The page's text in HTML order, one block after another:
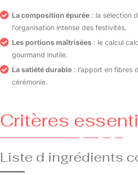
La composition épurée : la sélection
l’organisation intense des festivités.
Les portions maîtrisées : le calcul
gourmand inutile.
La satiété durable : l’apport en fibres
cérémonie.
Critères
Liste d ingrédients